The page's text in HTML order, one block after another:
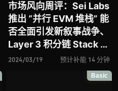
市场风向周评：Sei Labs
推出 “并行 EVM 堆栈” 能
否全面引发新叙事战争、
Layer 3 积分链 Stack 推
出主网有何竞争力、
Layer 1 区块链 Nibiru
Chain 推出主网、论
2024/03/19 预计补能 14 分钟
Basic